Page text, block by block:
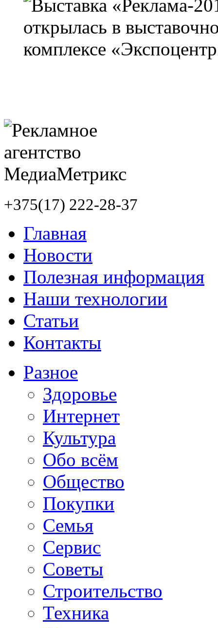
+375(17) 222-28-37
Главная
Новости
Полезная информация
Наши технологии
Статьи
Контакты
Разное
Здоровье
Интернет
Культура
Обо всём
Общество
Покупки
Семья
Сервис
Советы
Строительство
Техника